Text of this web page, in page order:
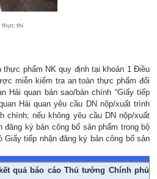
thực thi
phẩm NK quy định tại khoản 1 Điều
miễn kiểm tra an toàn thực phẩm đối
Hải quan bản sao/bản chính “Giấy tiếp
Hải quan yêu cầu DN nộp/xuất trình
chính; nếu không yêu cầu DN nộp/xuất
ký bản công bố sản phẩm trong bộ
tiếp nhận đăng ký bản công bố sản
quả báo cáo Thủ tướng Chính phủ